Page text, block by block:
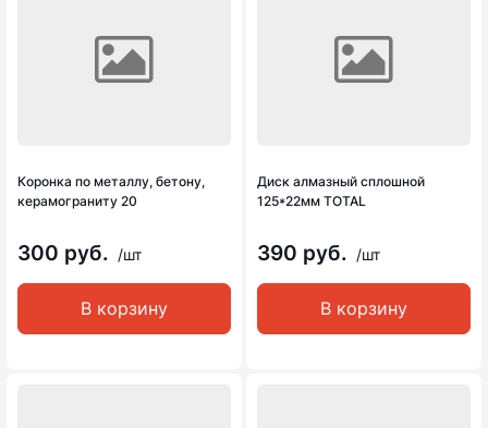
Коронка по металлу, бетону,
керамограниту 20
300 руб. /шт
В корзину
Диск алмазный сплошной
125*22мм TOTAL
390 руб. /шт
В корзину